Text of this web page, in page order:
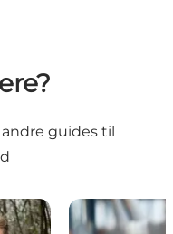
guides til
Sæby